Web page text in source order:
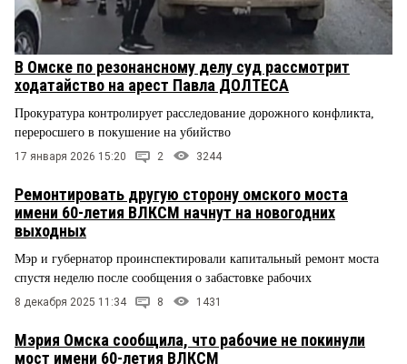
В Омске по резонансному делу суд рассмотрит
ходатайство на арест Павла ДОЛТЕСА
Прокуратура контролирует расследование дорожного конфликта,
переросшего в покушение на убийство
17 января 2026 15:20 2 3244
Ремонтировать другую сторону омского моста
имени 60-летия ВЛКСМ начнут на новогодних
выходных
Мэр и губернатор проинспектировали капитальный ремонт моста
спустя неделю после сообщения о забастовке рабочих
8 декабря 2025 11:34 8 1431
Мэрия Омска сообщила, что рабочие не покинули
мост имени 60-летия ВЛКСМ